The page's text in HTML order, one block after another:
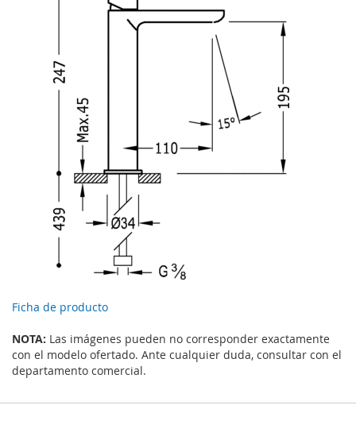
Ficha de producto
NOTA: Las imágenes pueden no corresponder exactamente
con el modelo ofertado. Ante cualquier duda, consultar con el
departamento comercial.